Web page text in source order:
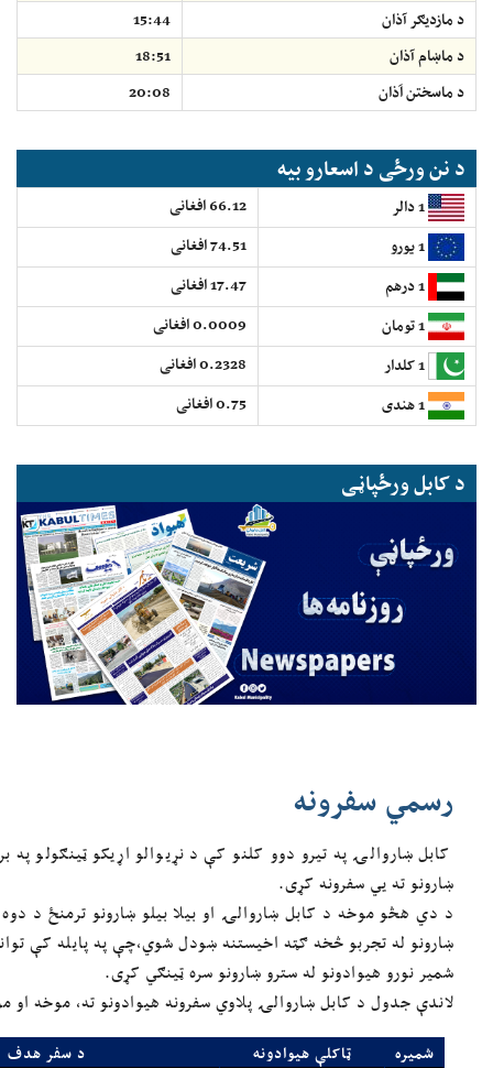
د مازديګر آذان
15:44
د ماښام آذان
18:51
د ماسختن اَذان
20:08
د نن ورځی د اسعارو بیه
66.12 افغانی
74.51 افغانی
17.47 افغانی
0.0009 افغانی
0.2328 افغانی
0.75 افغانی
د کابل ورځپاڼی
رسمي سفرونه
کابل ښاروالۍ په تیرو دوو کلنو کې د نړیوالو اړیکو ټینګولو
ښارونو ته یي سفرونه کړی.
د دي هڅو موخه د کابل ښاروالۍ او بیلا بیلو ښارونو ترمنځ د
ښارونو له تجربو څخه ګټه اخیستنه ښودل شوي،چې په پایله کې
شمیر نورو هیوادونو له سترو ښارونو سره ټینګي کړی.
لاندې جدول د کابل ښاروالۍ پلاوي سفرونه هیوادونو ته، موخه
شمیره ټاکلې هیوادونه د سفر هدف